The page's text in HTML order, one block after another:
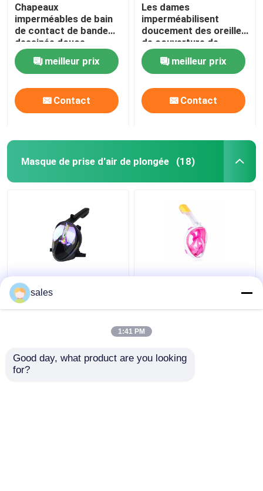
Chapeaux
imperméables de bain
de contact de bande
dessinée douce
d'enfants pour les
cheveux courts de
longs cheveux
meilleur prix
Contact
Les dames
imperméabilisent
doucement des oreilles
de couverture de
chapeau de bain
aucune odeur
particulière
meilleur prix
Contact
Masque de prise d'air de plongée (18)
Silicone lunettes de
plein visage de 180
degrés avec la plongée
La prise d'air de
plongée à l'air de PC de
Freediving liquide
sales
1:41 PM
Good day, what product are you looking
for?